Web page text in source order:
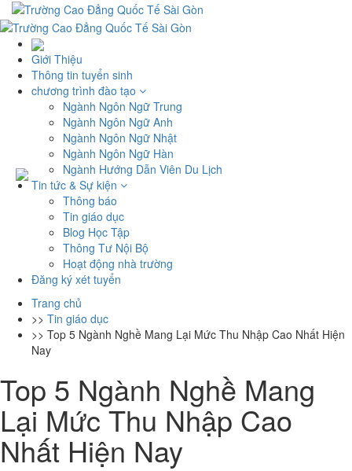
Giới Thiệu
Thông tin tuyển sinh
chương trình đào tạo
Ngành Ngôn Ngữ Trung
Ngành Ngôn Ngữ Anh
Ngành Ngôn Ngữ Nhật
Ngành Ngôn Ngữ Hàn
Ngành Hướng Dẫn Viên Du Lịch
Tin tức & Sự kiện
Thông báo
Tin giáo dục
Blog Học Tập
Thông Tư Nội Bộ
Hoạt động nhà trường
Đăng ký xét tuyển
Trang chủ
>> Tin giáo dục
>> Top 5 Ngành Nghề Mang Lại Mức Thu Nhập Cao Nhất Hiện
Nay
Top 5 Ngành Nghề Mang
Lại Mức Thu Nhập Cao
Nhất Hiện Nay